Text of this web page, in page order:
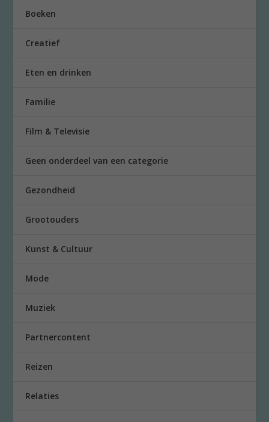
Boeken
Creatief
Eten en drinken
Familie
Film & Televisie
Geen onderdeel van een categorie
Gezondheid
Grootouders
Kunst & Cultuur
Mode
Muziek
Partnercontent
Reizen
Relaties